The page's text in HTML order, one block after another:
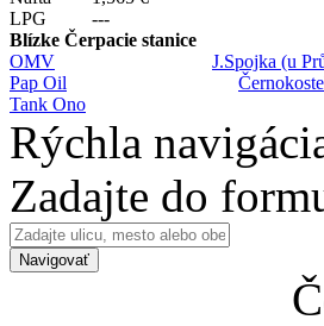
LPG
---
Blízke Čerpacie stanice
OMV
J.Spojka (u
Pap Oil
Tank Ono
Rýchla
Zadajte do
Navigovať